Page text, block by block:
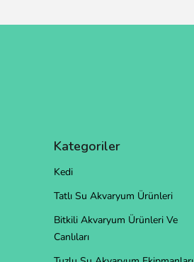
Kategoriler
Kedi
Tatlı Su Akvaryum Ürünleri
Bitkili Akvaryum Ürünleri Ve
Canlıları